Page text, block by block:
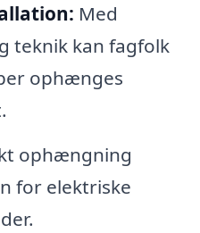
Med
teknik kan fagfolk
ophænges
ophængning
for elektriske